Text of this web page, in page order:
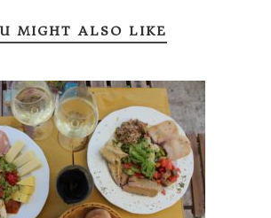
MIGHT ALSO LIKE